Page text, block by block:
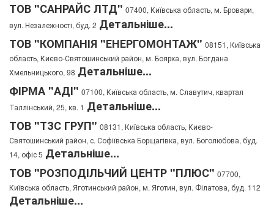
ТОВ "САНРАЙС ЛТД" 07400, Київська область, м. Бровари,
вул. Незалежності, буд. 2 Детальніше...
ТОВ "КОМПАНІЯ "ЕНЕРГОМОНТАЖ" 08151, Київська
область, Києво-Святошинський район, м. Боярка, вул. Богдана
Хмельницького, 98 Детальніше...
ФІРМА "АДІ" 07100, Київська область, м. Славутич, квартал
Таллінський, 25, кв. 1 Детальніше...
ТОВ "ТЗС ГРУП" 08131, Київська область, Києво-
Святошинський район, с. Софіївська Борщагівка, вул. Боголюбова, буд.
14, офіс 5 Детальніше...
ТОВ "РОЗПОДІЛЬЧИЙ ЦЕНТР "ПЛЮС" 07700,
Київська область, Яготинський район, м. Яготин, вул. Філатова, буд. 112
Детальніше...